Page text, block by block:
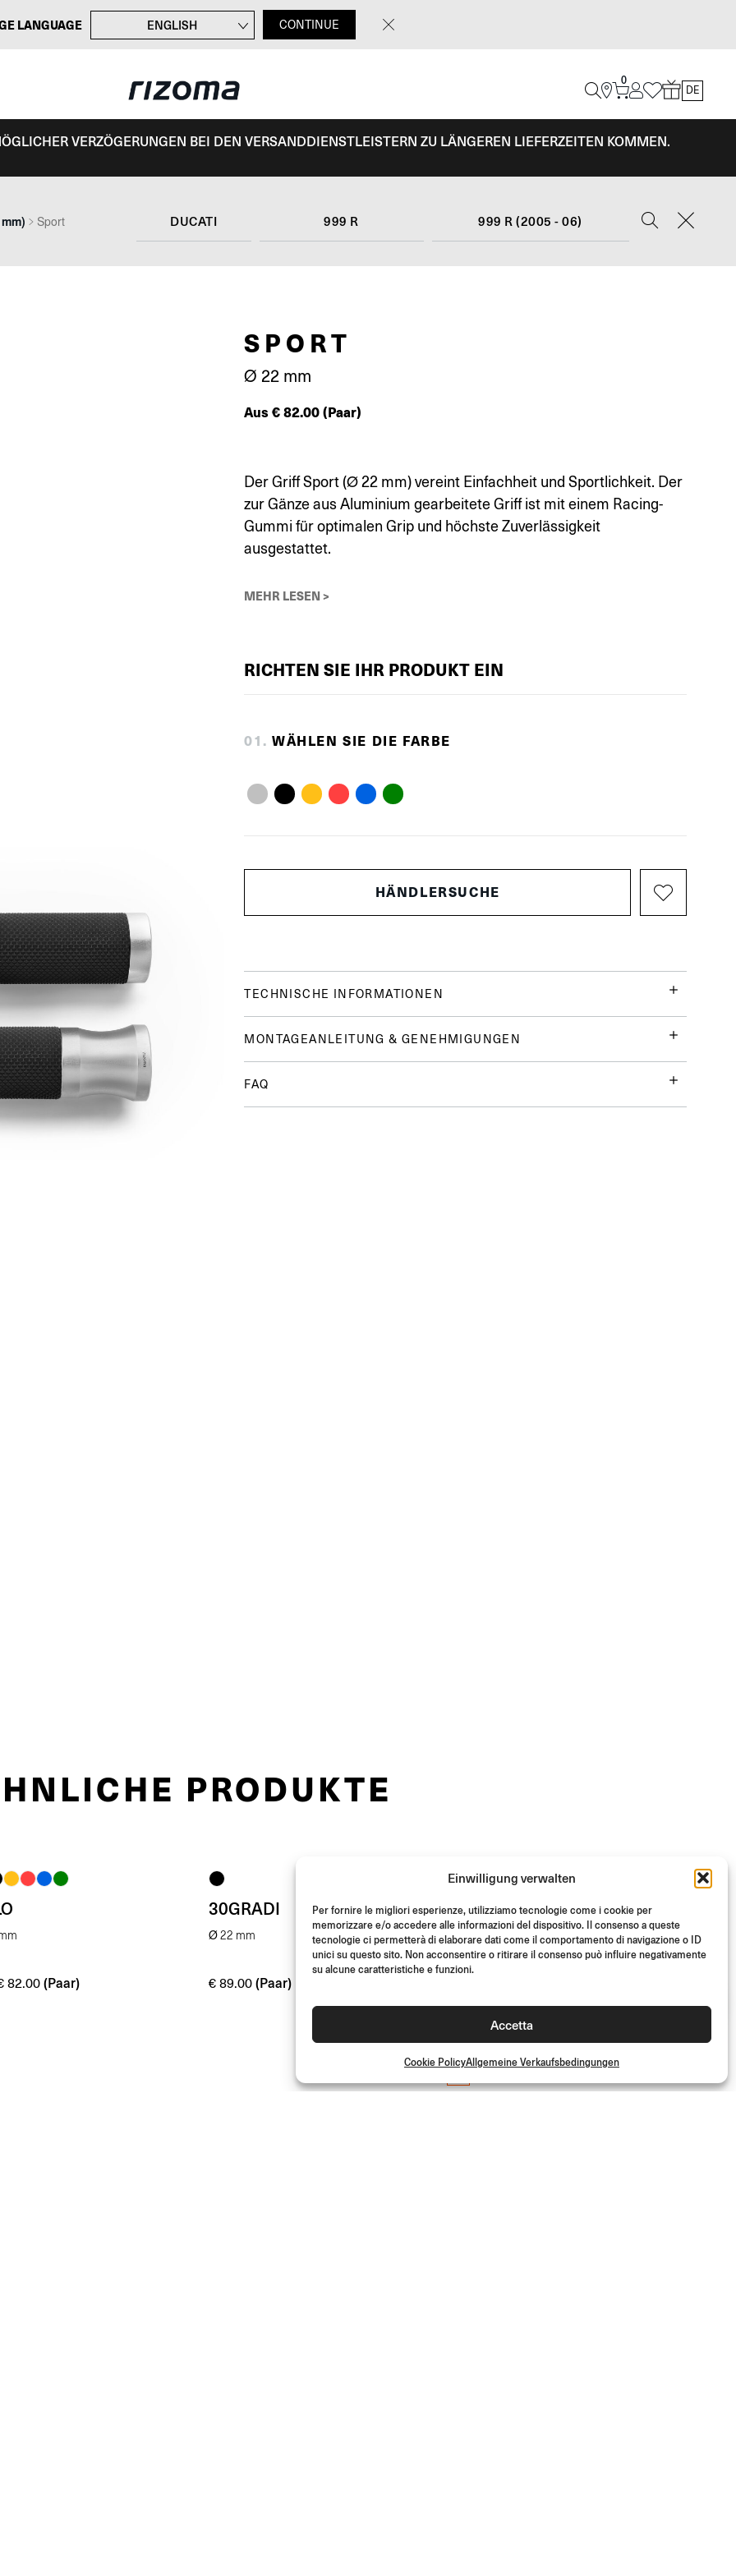
Einwilligung verwalten
Per fornire le migliori esperienze, utilizziamo tecnologie come i cookie per
memorizzare e/o accedere alle informazioni del dispositivo. Il consenso a queste
tecnologie ci permetterà di elaborare dati come il comportamento di navigazione o ID
unici su questo sito. Non acconsentire o ritirare il consenso può influire negativamente
su alcune caratteristiche e funzioni.
Accetta
Cookie PolicyAllgemeine Verkaufsbedingungen
LANGUAGE
ENGLISH
ITALIANO
CONTINUE
0
DE
VERZÖGERUNGEN BEI DEN VERSANDDIENSTLEISTERN ZU LÄNGEREN LIEFERZEITEN KOMMEN.
Sport DUCATI 999 R 999 R (2005 - 06)
SPORT
Ø 22 mm
Aus€82.00(Paar)
Der Griff Sport (Ø 22 mm) vereint Einfachheit und Sportlichkeit. Der
zur Gänze aus Aluminium gearbeitete Griff ist mit einem Racing-
Gummi für optimalen Grip und höchste Zuverlässigkeit
ausgestattet.
MEHR LESEN >
RICHTEN SIE IHR PRODUKT EIN
01 . WÄHLEN SIE DIE FARBE
HÄNDLERSUCHE
TECHNISCHE INFORMATIONEN
MONTAGEANLEITUNG & GENEHMIGUNGEN
FAQ
PRODUKTE
82.00 (Paar)
30GRADI
Ø 22 mm
€ 89.00 (Paar)
50%